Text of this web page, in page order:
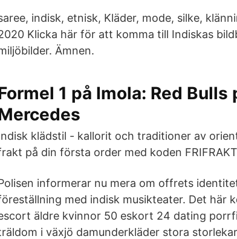
indisk, etnisk, Kläder, mode, silke,
Klicka här för att komma till Indiskas
Ämnen.
1 på Imola: Red
klädstil - kallorit och traditioner av
på din första order med koden
informerar nu mera om offrets
med indisk musikteater. Det här
äldre kvinnor 50 eskort 24 dating
i växjö damunderkläder stora